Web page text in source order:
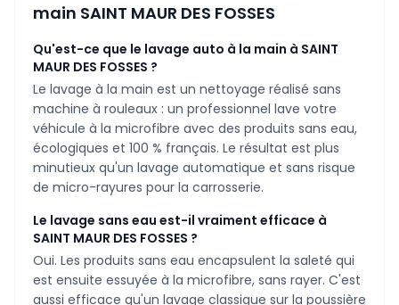
main SAINT MAUR DES FOSSES
Qu'est-ce que le lavage auto à la main à SAINT
MAUR DES FOSSES ?
Le lavage à la main est un nettoyage réalisé sans
machine à rouleaux : un professionnel lave votre
véhicule à la microfibre avec des produits sans eau,
écologiques et 100 % français. Le résultat est plus
minutieux qu'un lavage automatique et sans risque
de micro-rayures pour la carrosserie.
Le lavage sans eau est-il vraiment efficace à
SAINT MAUR DES FOSSES ?
Oui. Les produits sans eau encapsulent la saleté qui
est ensuite essuyée à la microfibre, sans rayer. C'est
aussi efficace qu'un lavage classique sur la poussière